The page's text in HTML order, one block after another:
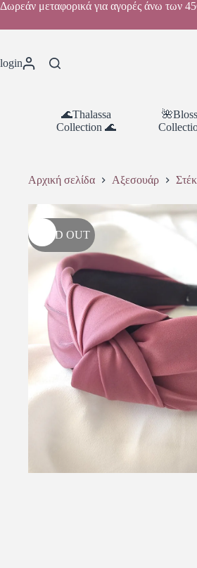
Δωρεάν μεταφορικά για αγορές άνω των
login
🌊Thalassa
Collection 🌊
Αρχική σελίδα Αξεσουάρ
SOLD OUT